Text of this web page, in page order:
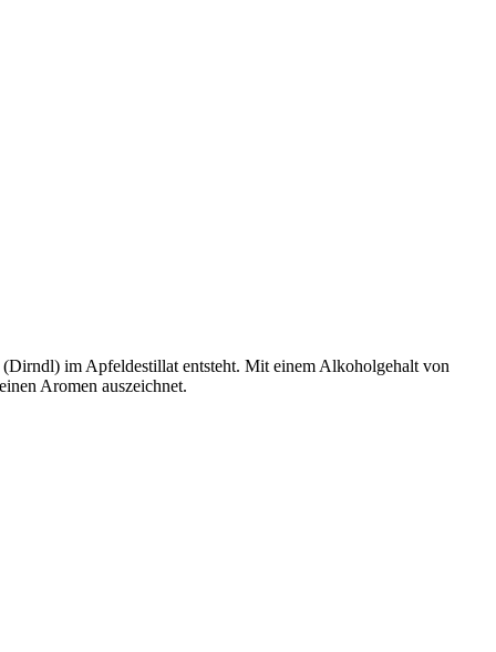
im Apfeldestillat entsteht. Mit einem Alkoholgehalt von
Aromen auszeichnet.